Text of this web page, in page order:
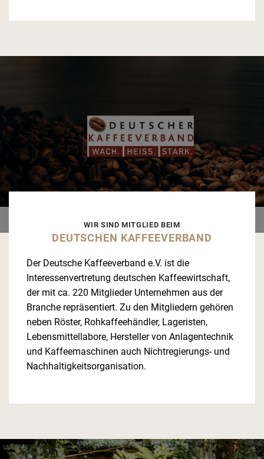
WIR SIND MITGLIED BEIM
DEUTSCHEN KAFFEEVERBAND
Der Deutsche Kaffeeverband e.V. ist die
Interessenvertretung deutschen Kaffeewirtschaft,
der mit ca. 220 Mitglieder Unternehmen aus der
Branche repräsentiert. Zu den Mitgliedern gehören
neben Röster, Rohkaffeehändler, Lageristen,
Lebensmittellabore, Hersteller von Anlagentechnik
und Kaffeemaschinen auch Nichtregierungs- und
Nachhaltigkeitsorganisation.